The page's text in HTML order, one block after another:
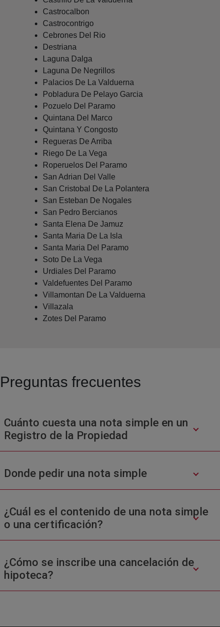
Castrocalbon
Castrocontrigo
Cebrones Del Rio
Destriana
Laguna Dalga
Laguna De Negrillos
Palacios De La Valduerna
Pobladura De Pelayo Garcia
Pozuelo Del Paramo
Quintana Del Marco
Quintana Y Congosto
Regueras De Arriba
Riego De La Vega
Roperuelos Del Paramo
San Adrian Del Valle
San Cristobal De La Polantera
San Esteban De Nogales
San Pedro Bercianos
Santa Elena De Jamuz
Santa Maria De La Isla
Santa Maria Del Paramo
Soto De La Vega
Urdiales Del Paramo
Valdefuentes Del Paramo
Villamontan De La Valduerna
Villazala
Zotes Del Paramo
Preguntas frecuentes
Cuánto cuesta una nota simple en un
Registro de la Propiedad
Donde pedir una nota simple
¿Cuál es el contenido de una nota simple
o una certificación?
¿Cómo se inscribe una cancelación de
hipoteca?